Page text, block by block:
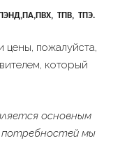
ПA, ПВХ, ТПВ, ТПЭ.
пожалуйста,
который
основным
потребностей мы